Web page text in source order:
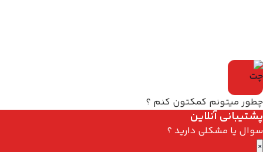
چطور میتونم کمکتون کنم ؟
پشتیبانی آنلاین
سوال یا مشکلی دارید ؟
×